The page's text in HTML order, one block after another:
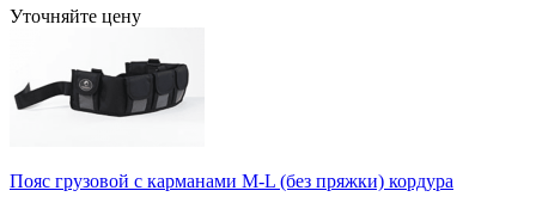
Уточняйте цену
Пояс грузовой с карманами M-L (без пряжки) кордура